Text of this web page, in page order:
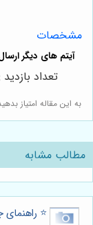
مشخصات
به این مقاله امتیاز
تعداد بازدید :
مطالب مشابه
⭐️